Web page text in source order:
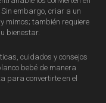
embargo, criar a un
mimos; también requiere
bienestar.
cuidados y consejos
bebé de manera
para convertirte en el